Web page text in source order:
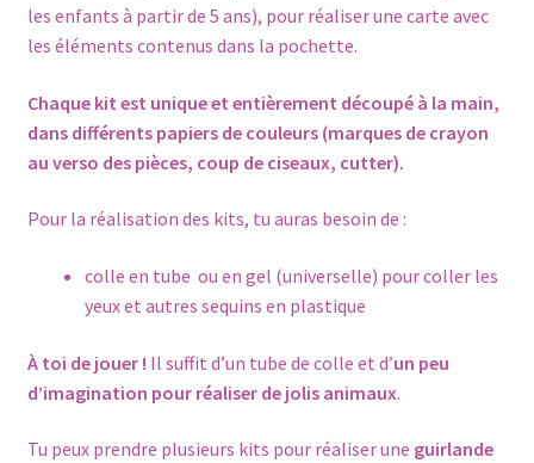
les enfants à partir de 5 ans), pour réaliser une carte avec
les éléments contenus dans la pochette.
Chaque kit est unique et entièrement découpé à la main,
dans différents papiers de couleurs (marques de crayon
au verso des pièces, coup de ciseaux, cutter).
Pour la réalisation des kits, tu auras besoin de :
colle en tube ou en gel (universelle) pour coller les
yeux et autres sequins en plastique
À toi de jouer ! Il suffit d’un tube de colle et d’un peu
d’imagination pour réaliser de jolis animaux.
Tu peux prendre plusieurs kits pour réaliser une guirlande